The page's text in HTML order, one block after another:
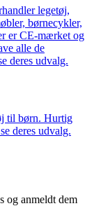
legetøj,
børnecykler,
er CE-mærket og
alle de
deres udvalg.
til børn. Hurtig
deres udvalg.
og anmeldt dem